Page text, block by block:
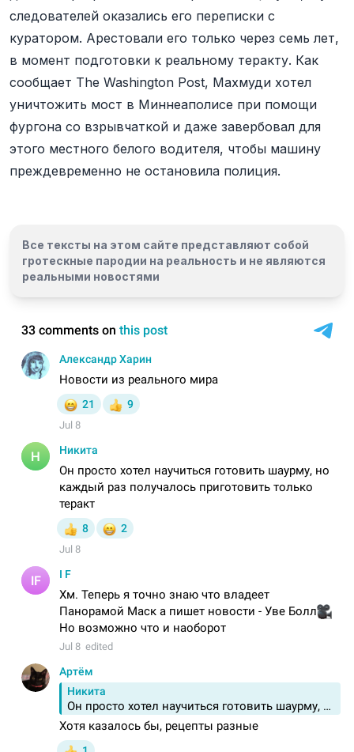
следователей оказались его переписки с
куратором. Арестовали его только через семь лет,
в момент подготовки к реальному теракту. Как
сообщает The Washington Post, Махмуди хотел
уничтожить мост в Миннеаполисе при помощи
фургона со взрывчаткой и даже завербовал для
этого местного белого водителя, чтобы машину
преждевременно не остановила полиция.
Все тексты на этом сайте представляют собой
гротескные пародии на реальность и не являются
реальными новостями